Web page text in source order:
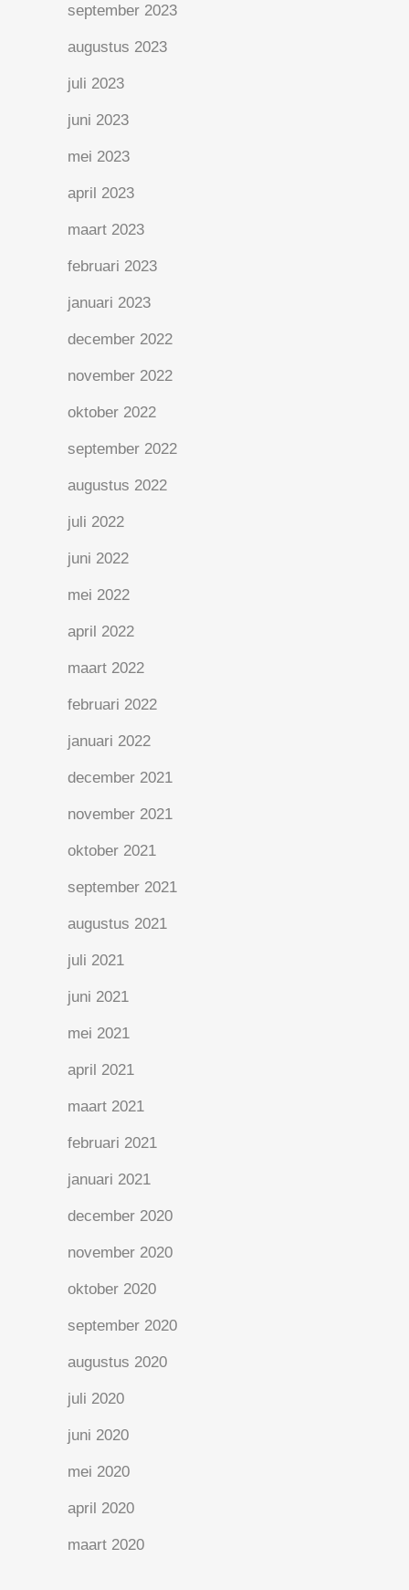
september 2023
augustus 2023
juli 2023
juni 2023
mei 2023
april 2023
maart 2023
februari 2023
januari 2023
december 2022
november 2022
oktober 2022
september 2022
augustus 2022
juli 2022
juni 2022
mei 2022
april 2022
maart 2022
februari 2022
januari 2022
december 2021
november 2021
oktober 2021
september 2021
augustus 2021
juli 2021
juni 2021
mei 2021
april 2021
maart 2021
februari 2021
januari 2021
december 2020
november 2020
oktober 2020
september 2020
augustus 2020
juli 2020
juni 2020
mei 2020
april 2020
maart 2020